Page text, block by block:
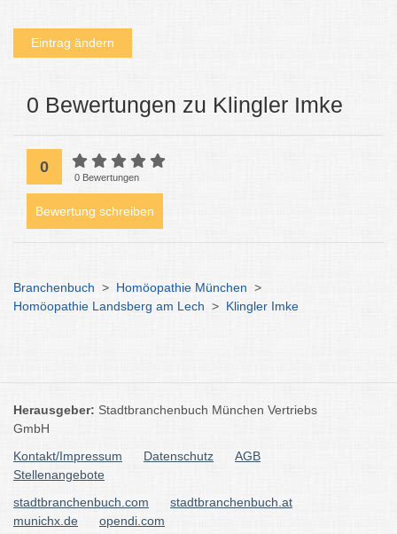
Eintrag ändern
0 Bewertungen zu Klingler Imke
0
0 Bewertungen
Bewertung schreiben
Branchenbuch > Homöopathie München >
Homöopathie Landsberg am Lech > Klingler Imke
Herausgeber: Stadtbranchenbuch München Vertriebs
GmbH
Kontakt/Impressum
Datenschutz
AGB
Stellenangebote
stadtbranchenbuch.com
stadtbranchenbuch.at
munichx.de
opendi.com